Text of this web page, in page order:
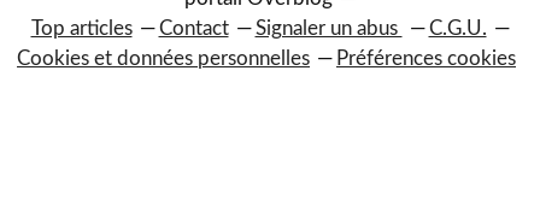
Top articles
Contact Signaler un abus
C.G.U.
Cookies et données personnelles
Préférences cookies